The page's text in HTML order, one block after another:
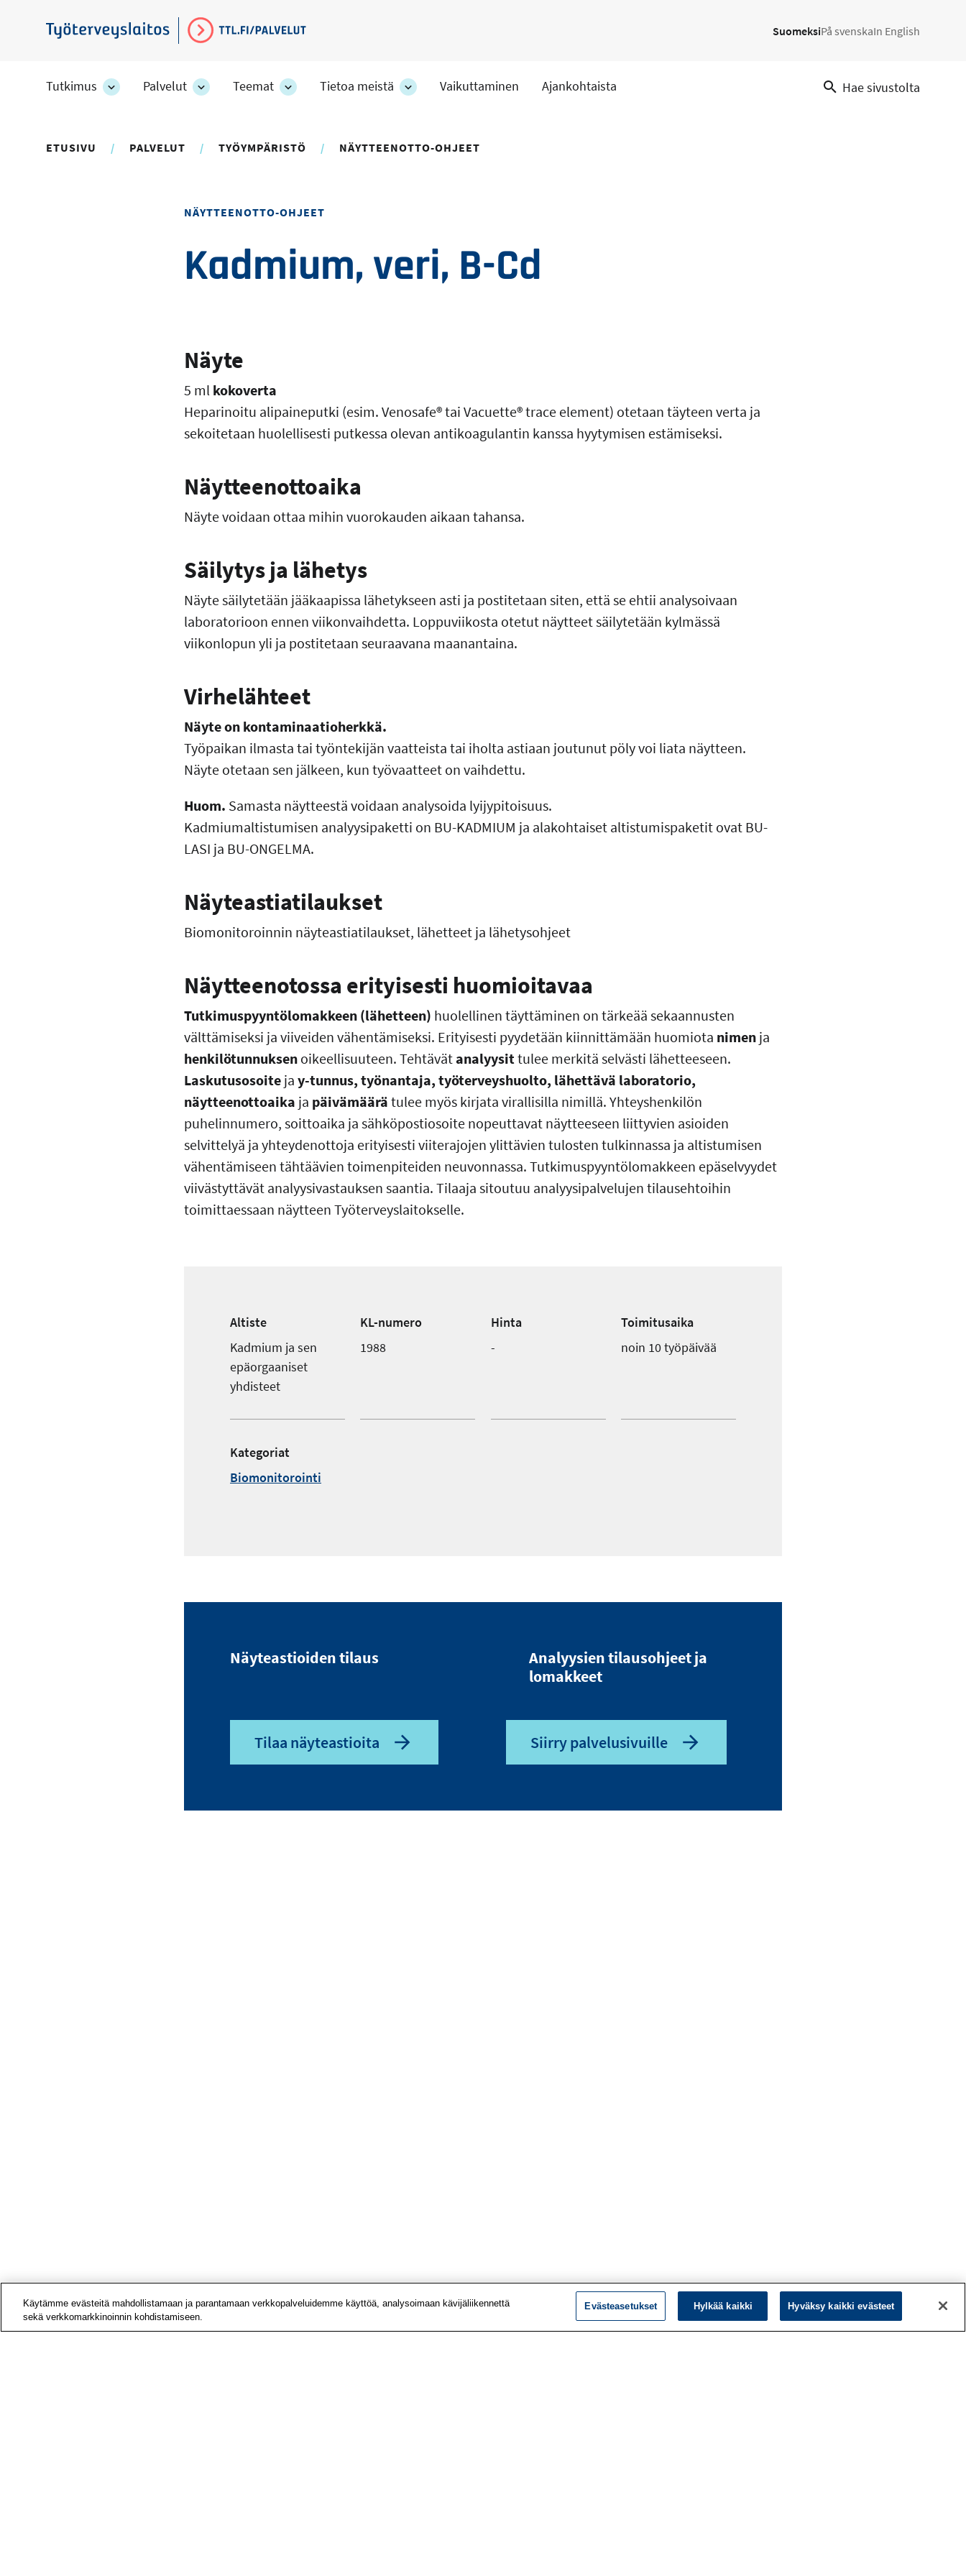
pääsisältöön
Työterveyslaitos
SuomeksiPå svenskaIn English
Tutkimus
TutkimusPalvelut
Palvelut
alakohteet
Teemat
Teemat
alakohteet
Tietoa meistä
Tietoa
alakohteet
Vaikuttaminen Ajankohtaista Hae sivustolta
ETUSIVU PALVELUT TYÖYMPÄRISTÖ NÄYTTEENOTTO-OHJEET
NÄYTTEENOTTO-OHJEET
Kadmium, veri, B-Cd
Näyte
5 ml kokoverta
Heparinoitu alipaineputki (esim. Venosafe® tai Vacuette® trace element) otetaan täyteen verta ja
sekoitetaan huolellisesti putkessa olevan antikoagulantin kanssa hyytymisen estämiseksi.
Näytteenottoaika
Näyte voidaan ottaa mihin vuorokauden aikaan tahansa.
Säilytys ja lähetys
Näyte säilytetään jääkaapissa lähetykseen asti ja postitetaan siten, että se ehtii analysoivaan
laboratorioon ennen viikonvaihdetta. Loppuviikosta otetut näytteet säilytetään kylmässä
viikonlopun yli ja postitetaan seuraavana maanantaina.
Virhelähteet
Näyte on kontaminaatioherkkä.
Työpaikan ilmasta tai työntekijän vaatteista tai iholta astiaan joutunut pöly voi liata näytteen.
Näyte otetaan sen jälkeen, kun työvaatteet on vaihdettu.
Huom. Samasta näytteestä voidaan analysoida lyijypitoisuus.
Kadmiumaltistumisen analyysipaketti on BU-KADMIUM ja alakohtaiset altistumispaketit ovat BU-
LASI ja BU-ONGELMA.
Näyteastiatilaukset
Biomonitoroinnin näyteastiatilaukset, lähetteet ja lähetysohjeet
Näytteenotossa erityisesti huomioitavaa
Tutkimuspyyntölomakkeen (lähetteen) huolellinen täyttäminen on tärkeää sekaannusten
välttämiseksi ja viiveiden vähentämiseksi. Erityisesti pyydetään kiinnittämään huomiota nimen ja
henkilötunnuksen oikeellisuuteen. Tehtävätanalyysittulee merkitä selvästi lähetteeseen.
Laskutusosoite ja y-tunnus, työnantaja, työterveyshuolto, lähettävä laboratorio,
näytteenottoaika ja päivämäärä tulee myös kirjata virallisilla nimillä. Yhteyshenkilön
puhelinnumero, soittoaika ja sähköpostiosoite nopeuttavat näytteeseen liittyvien asioiden
selvittelyä ja yhteydenottoja erityisesti viiterajojen ylittävien tulosten tulkinnassa ja altistumisen
vähentämiseen tähtäävien toimenpiteiden neuvonnassa. Tutkimuspyyntölomakkeen epäselvyydet
viivästyttävät analyysivastauksen saantia. Tilaaja sitoutuu analyysipalvelujen tilausehtoihin
toimittaessaan näytteen Työterveyslaitokselle.
Altiste
Kadmium ja sen
epäorgaaniset
yhdisteet
KL-numero
1988
Hinta
-
Toimitusaika
noin 10 työpäivää
Kategoriat
Biomonitorointi
Näyteastioiden tilaus
Tilaa näyteastioita
Analyysien tilausohjeet ja
lomakkeet
Siirry palvelusivuille
Käytämme evästeitä mahdollistamaan ja parantamaan verkkopalveluidemme käyttöä, analysoimaan kävijäliikennettä
sekä verkkomarkkinoinnin kohdistamiseen.
Evästeasetukset Hylkää kaikki Hyväksy kaikki evästeet